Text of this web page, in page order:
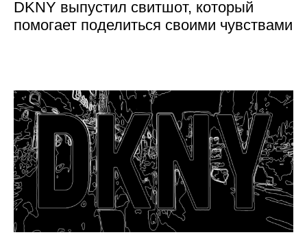
DKNY выпустил свитшот, который
помогает поделиться своими чувствами